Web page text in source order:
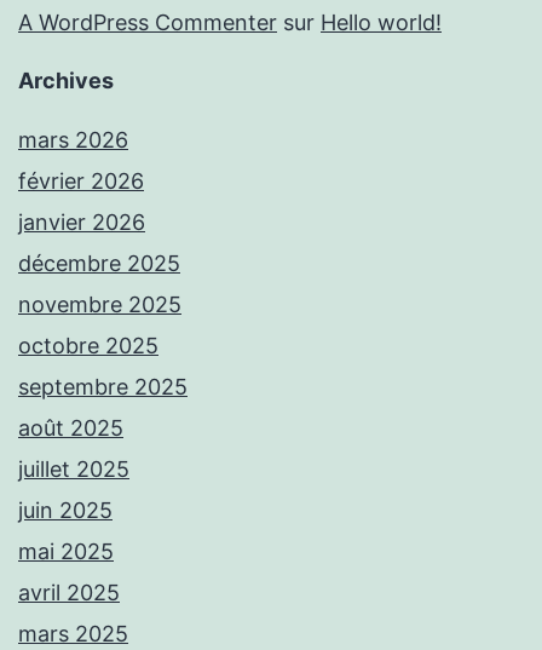
A WordPress Commenter sur Hello world!
Archives
mars 2026
février 2026
janvier 2026
décembre 2025
novembre 2025
octobre 2025
septembre 2025
août 2025
juillet 2025
juin 2025
mai 2025
avril 2025
mars 2025